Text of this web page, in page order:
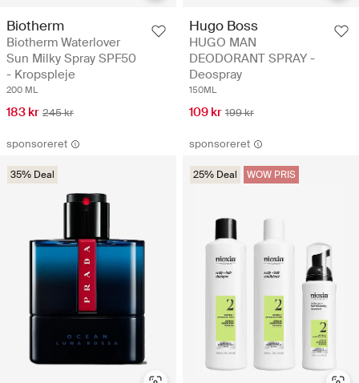
Biotherm
Biotherm Waterlover
Sun Milky Spray SPF50
- Kropspleje
200 ML
183 kr 245 kr
Hugo Boss
HUGO MAN
DEODORANT SPRAY -
Deospray
150ML
109 kr 199 kr
sponsoreret
35% Deal
sponsoreret
25% Deal WOW PRIS